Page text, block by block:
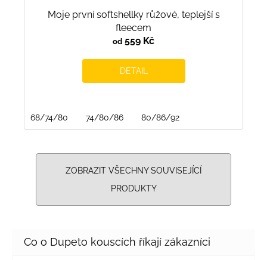
Moje první softshellky růžové, teplejší s
fleecem
od 559 Kč
DETAIL
68/74/80 74/80/86 80/86/92
ZOBRAZIT VŠECHNY SOUVISEJÍCÍ
PRODUKTY